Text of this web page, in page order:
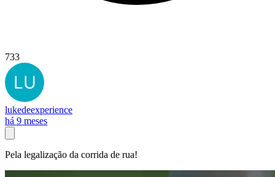
733
lukedeexperience
há 9 meses
Pela legalização da corrida de rua!